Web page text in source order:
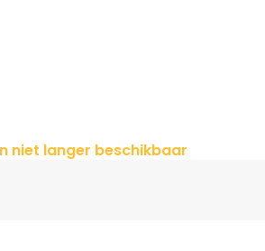
niet langer beschikbaar